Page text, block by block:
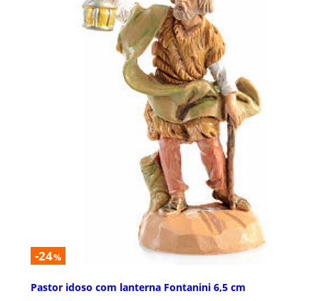
-24%
Pastor idoso com lanterna Fontanini 6,5 cm